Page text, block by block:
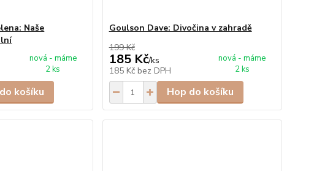
Naše
nová - máme
2 ks
košíku
Goulson Dave: Divočina v zahradě
199 Kč
185 Kč/ks
185 Kč bez DPH
nová - máme
2 ks
Hop do košíku